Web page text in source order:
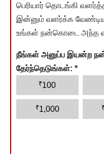
பெரியார் தொடங்கி
இன்னும் வளர்க்க வேண்டிய
உங்கள் நன்கொடை அந்த
நீங்கள் அனுப்ப இயன்ற
தேர்ந்தெடுங்கள்: *
₹100
₹1,000